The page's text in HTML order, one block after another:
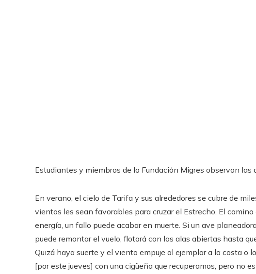
Estudiantes y miembros de la Fundación Migres observan las
En verano, el cielo de Tarifa y sus alrededores se cubre de
vientos les sean favorables para cruzar el Estrecho. El
energía, un fallo puede acabar en muerte. Si un ave
puede remontar el vuelo, flotará con las alas abiertas hasta
Quizá haya suerte y el viento empuje al ejemplar a la costa o
[por este jueves] con una cigüeña que recuperamos, pero no